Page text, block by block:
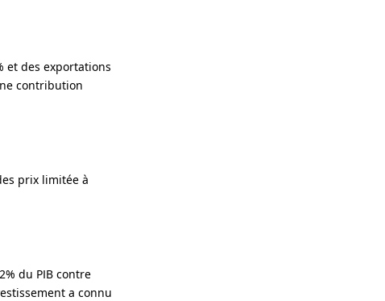
et des exportations
contribution
prix limitée à
du PIB contre
a connu